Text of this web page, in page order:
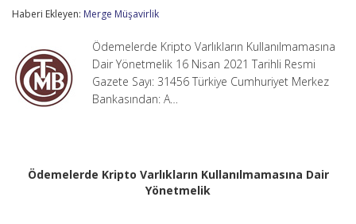
Yönetmelik
Haberi Ekleyen: Merge Müşavirlik
Ödemelerde Kripto Varlıkların Kullanılmamasına
Dair Yönetmelik 16 Nisan 2021 Tarihli Resmi
Gazete Sayı: 31456 Türkiye Cumhuriyet Merkez
Bankasından: A…
Ödemelerde Kripto Varlıkların Kullanılmamasına Dair
Yönetmelik